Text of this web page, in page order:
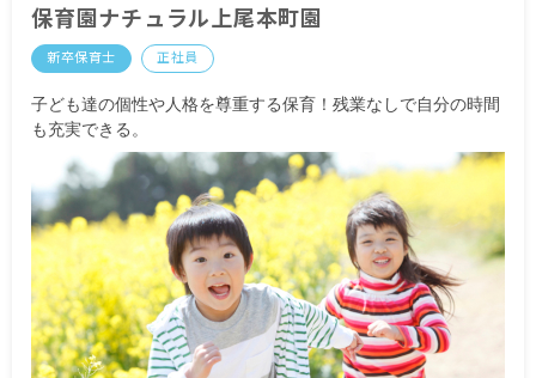
処遇改善手当
時間外手当支給
賞与年2回 夏：1カ月分 冬2.5カ月分
保育園ナチュラル上尾本町園
新卒保育士 正社員
子ども達の個性や人格を尊重する保育！残業なしで自分の時間
も充実できる。